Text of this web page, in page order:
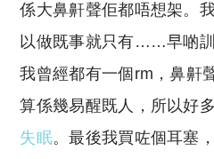
係大鼻鼾聲佢都唔想架。
以做既事就只有……早啲
我曾經都有一個rm，鼻鼾
算係幾易醒既人，所以好
失眠。最後我買咗個耳塞